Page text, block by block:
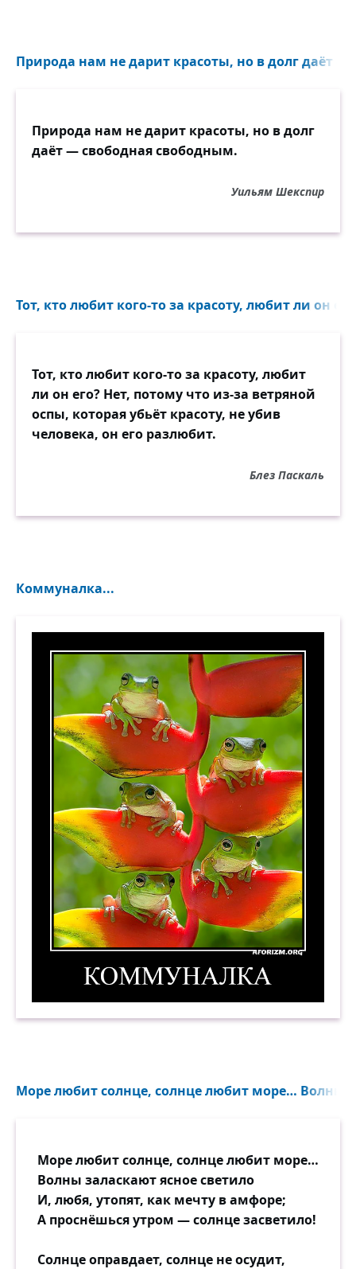
Природа нам не дарит красоты, но в долг даёт
Природа нам не дарит красоты, но в долг
даёт — свободная свободным.
Уильям Шекспир
Тот, кто любит кого-то за красоту, любит ли он
Тот, кто любит кого-то за красоту, любит
ли он его? Нет, потому что из-за ветряной
оспы, которая убьёт красоту, не убив
человека, он его разлюбит.
Блез Паскаль
Коммуналка...
Море любит солнце, солнце любит море… Волны
Море любит солнце, солнце любит море…
Волны заласкают ясное светило
И, любя, утопят, как мечту в амфоре;
А проснёшься утром — солнце засветило!
Солнце оправдает, солнце не осудит,